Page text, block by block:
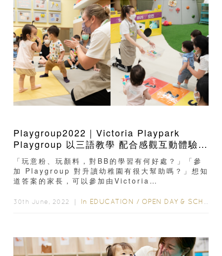
Playgroup2022｜Victoria Playpark
Playgroup 以三語教學 配合感觀互動體驗
締造愉快學習環境
「玩意粉、玩顏料，對BB的學習有何好處？」「參
加 Playgroup 對升讀幼稚園有很大幫助嗎？」想知
道答案的家長，可以參加由Victoria
30th June, 2022 ｜ In EDUCATION / OPEN DAY & SCHOOL EVENTS